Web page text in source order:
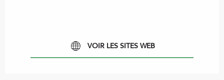
VOIR LES SITES WEB